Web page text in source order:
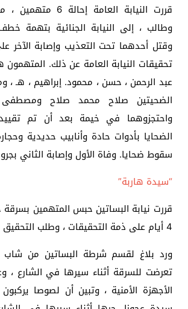
قررت النيابة العامة
وطالب ، إلى النيابة الجنائية بتهمة
وقتل أحدهما تحت التعذيب وإصابة
تحقيقات النيابة العامة عن ذلك.
عبد الرحمن ، حسن ، محمود. إبراهيم ، هـ ،
الضحيتين صلاح محمد صلاح
واحتجزوهما في خيمة بعد أن تم
الضحايا بأدوات حادة وأنابيب حديدية
سقوط ضحايا. وفاة الأول وإصابة الثاني
“سيدة هاربة”
قررت نيابة البساتين حبس المتهمين بسرقة
4 أيام على ذمة التحقيقات ، وطلب التحقيق في الواقعة.
ورد بلاغ لقسم شرطة البساتين من شاب
تعرضت للسرقة أثناء سيرها في الشارع ،
الأجهزة الأمنية ، وتبين أن لصوصا